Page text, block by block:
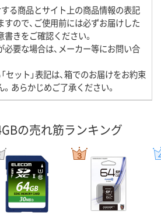
る商品とサイト上の商品情報の表記
ので、ご使用前には必ずお届けした
きをご確認ください。
要な場合は、メーカー等にお問い合
セット」表記は、箱でのお届けをお約束
あらかじめご了承ください。
の売れ筋ランキング